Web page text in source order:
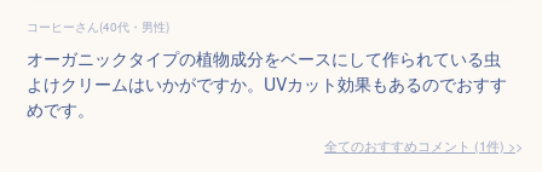
コーヒーさん(40代・男性)
オーガニックタイプの植物成分をベースにして作られている虫
よけクリームはいかがですか。UVカット効果もあるのでおすす
めです。
全てのおすすめコメント (1件) >